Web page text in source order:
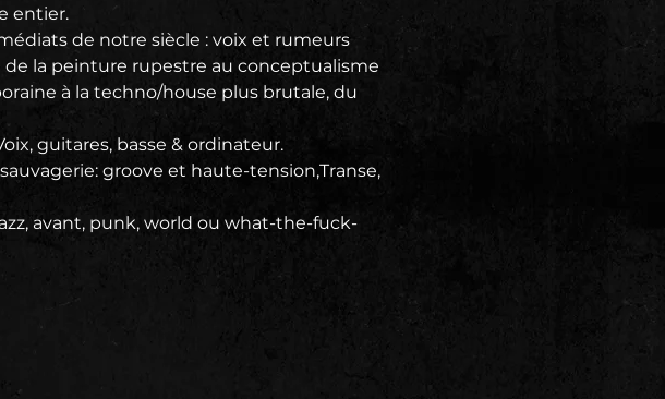
entier.
de notre siècle : voix et rumeurs
la peinture rupestre au conceptualisme
à la techno/house plus brutale, du
guitares, basse & ordinateur.
groove et haute-tension,Transe,
avant, punk, world ou what-the-fuck-